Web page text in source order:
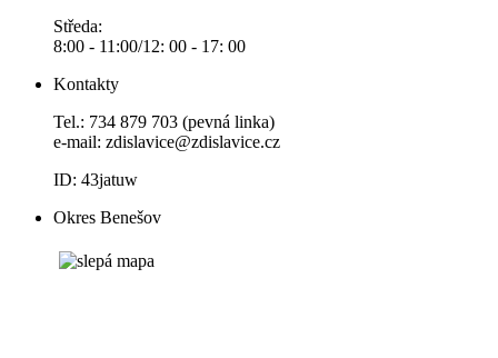
Středa:
8:00 - 11:00/12: 00 - 17: 00
Kontakty
Tel.: 734 879 703 (pevná linka)
e-mail: zdislavice@zdislavice.cz
ID: 43jatuw
Okres Benešov